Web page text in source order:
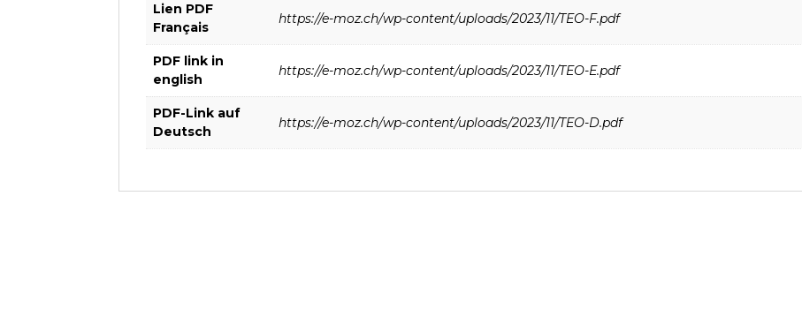
Lien PDF
Français
https://e-moz.ch/wp-content/uploads/2023/11/TEO-F.pdf
PDF link in
english
https://e-moz.ch/wp-content/uploads/2023/11/TEO-E.pdf
PDF-Link auf
Deutsch
https://e-moz.ch/wp-content/uploads/2023/11/TEO-D.pdf